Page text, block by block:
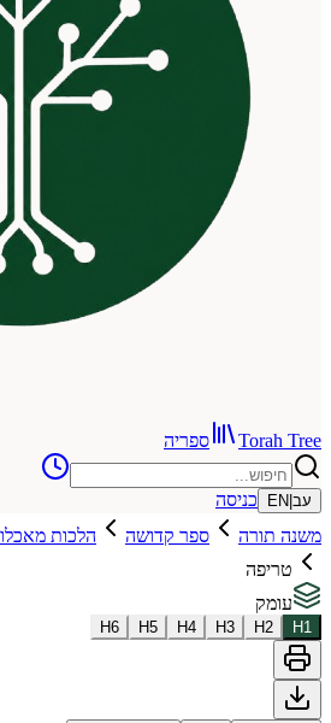
ספריה
כניסה
ספר קדושה הלכות מאכלות אסורות
H3
H4
H5
H6